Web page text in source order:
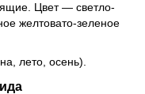
Цвет — светло-
желтовато-зеленое
лето, осень).